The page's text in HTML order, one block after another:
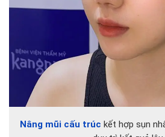
Nâng mũi cấu trúc kết hợp sụn